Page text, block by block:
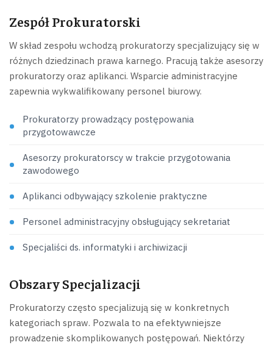
Zespół Prokuratorski
W skład zespołu wchodzą prokuratorzy specjalizujący się w
różnych dziedzinach prawa karnego. Pracują także asesorzy
prokuratorzy oraz aplikanci. Wsparcie administracyjne
zapewnia wykwalifikowany personel biurowy.
Prokuratorzy prowadzący postępowania
przygotowawcze
Asesorzy prokuratorscy w trakcie przygotowania
zawodowego
Aplikanci odbywający szkolenie praktyczne
Personel administracyjny obsługujący sekretariat
Specjaliści ds. informatyki i archiwizacji
Obszary Specjalizacji
Prokuratorzy często specjalizują się w konkretnych
kategoriach spraw. Pozwala to na efektywniejsze
prowadzenie skomplikowanych postępowań. Niektórzy